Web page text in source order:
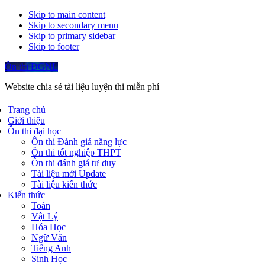
Skip to main content
Skip to secondary menu
Skip to primary sidebar
Skip to footer
Ôn thi ĐGNL
Website chia sẻ tài liệu luyện thi miễn phí
Trang chủ
Giới thiệu
Ôn thi đại học
Ôn thi Đánh giá năng lực
Ôn thi tốt nghiệp THPT
Ôn thi đánh giá tư duy
Tài liệu mới Update
Tài liệu kiến thức
Kiến thức
Toán
Vật Lý
Hóa Học
Ngữ Văn
Tiếng Anh
Sinh Học